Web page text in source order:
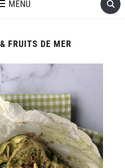
MENU
FRUITS DE MER